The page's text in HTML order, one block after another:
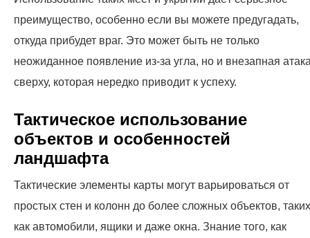
преимущество, особенно если вы можете предугадать,
откуда прибудет враг. Это может быть не только
неожиданное появление из-за угла, но и внезапная
сверху, которая нередко приводит к успеху.
Тактическое использование
объектов и особенностей
ландшафта
Тактические элементы карты могут варьироваться от
простых стен и колонн до более сложных объектов, таких
как автомобили, ящики и даже окна. Знание того, как